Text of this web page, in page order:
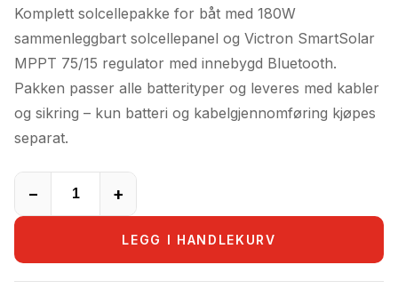
var:
8.575,00kr.
er:
7.990,00kr.
Komplett solcellepakke for båt med 180W
sammenleggbart solcellepanel og Victron SmartSolar
MPPT 75/15 regulator med innebygd Bluetooth.
Pakken passer alle batterityper og leveres med kabler
og sikring – kun batteri og kabelgjennomføring kjøpes
separat.
− +
LEGG I HANDLEKURV